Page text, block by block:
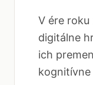
V ére roku
digitálne
ich
kognitívne